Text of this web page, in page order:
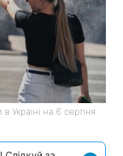
Україні на 6 серпня